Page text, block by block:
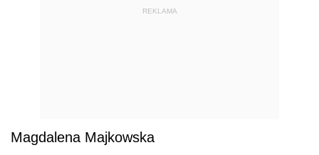
REKLAMA
Magdalena Majkowska